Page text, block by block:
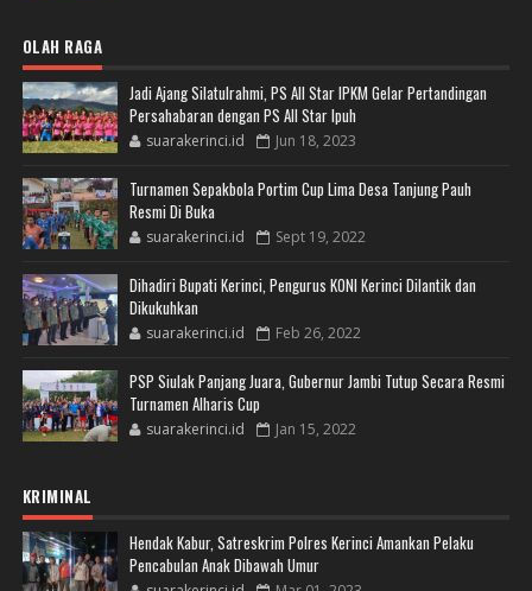
OLAH RAGA
Jadi Ajang Silatulrahmi, PS All Star IPKM Gelar Pertandingan
Persahabaran dengan PS All Star Ipuh
suarakerinci.id Jun 18, 2023
Turnamen Sepakbola Portim Cup Lima Desa Tanjung Pauh
Resmi Di Buka
suarakerinci.id Sept 19, 2022
Dihadiri Bupati Kerinci, Pengurus KONI Kerinci Dilantik dan
Dikukuhkan
suarakerinci.id Feb 26, 2022
PSP Siulak Panjang Juara, Gubernur Jambi Tutup Secara Resmi
Turnamen Alharis Cup
suarakerinci.id Jan 15, 2022
KRIMINAL
Hendak Kabur, Satreskrim Polres Kerinci Amankan Pelaku
Pencabulan Anak Dibawah Umur